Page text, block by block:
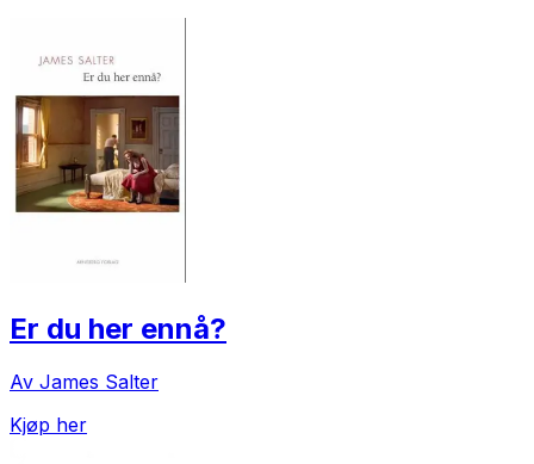
Er du her ennå?
Av James Salter
Kjøp her